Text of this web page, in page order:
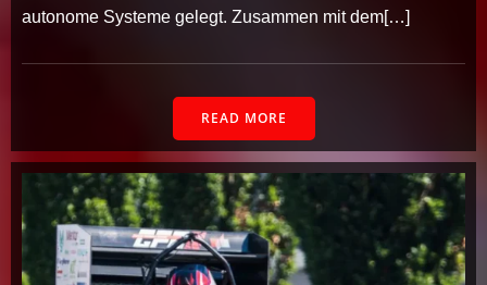
autonome Systeme gelegt. Zusammen mit dem[…]
READ MORE